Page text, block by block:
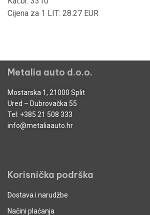
Cijena za 1 LIT: 28.27 EUR
Metalia auto d.o.o.
Mostarska 1, 21000 Split
Ured – Dubrovačka 55
Tel: +385 21 508 333
info@metaliaauto.hr
Korisnička podrška
Dostava i narudžbe
Načini plaćanja